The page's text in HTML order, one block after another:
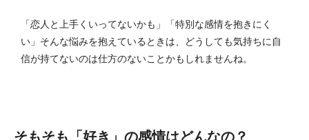
「恋人と上手くいってないかも」「特別な感情を抱きにく
い」そんな悩みを抱えているときは、どうしても気持ちに自
信が持てないのは仕方のないことかもしれませんね。
そもそも「好き」の感情はどんなの？